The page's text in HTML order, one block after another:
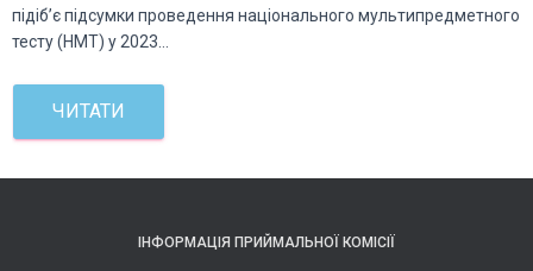
підіб’є підсумки проведення національного мультипредметного
тесту (НМТ) у 2023…
ЧИТАТИ
ІНФОРМАЦІЯ ПРИЙМАЛЬНОЇ КОМІСІЇ